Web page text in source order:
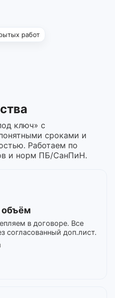
работ
ключ» с
сроками и
Работаем по
и норм ПБ/СанПиН.
в договоре. Все
согласованный доп.лист.